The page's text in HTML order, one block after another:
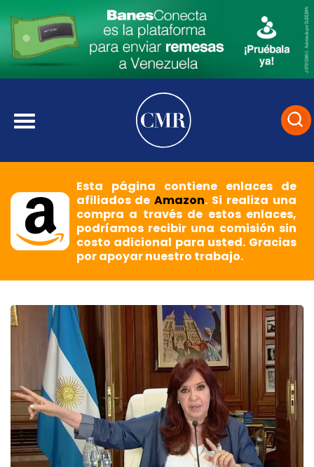
Esta página contiene enlaces de
afiliados deAmazon. Si realiza una
compra a través de estos enlaces,
podríamos recibir una comisión sin
costo adicional para usted. Gracias
por apoyar nuestro trabajo.